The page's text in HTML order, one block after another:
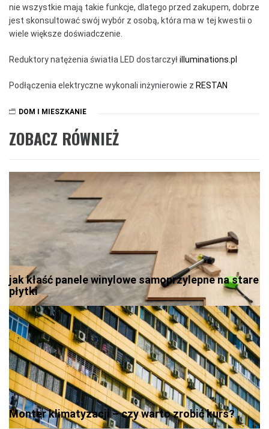
nie wszystkie mają takie funkcje, dlatego przed zakupem, dobrze
jest skonsultować swój wybór z osobą, która ma w tej kwestii o
wiele większe doświadczenie.
Reduktory natężenia światła LED dostarczyłilluminations.pl
Podłączenia elektryczne wykonali inżynierowie z RESTAN
DOM I MIESZKANIE
ZOBACZ RÓWNIEŻ
jak kłaść panele winylowe samoprzylepne na stare
płytki
Monter klimatyzacji – czy warto zrobić kurs?